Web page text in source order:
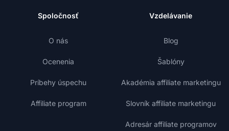
Spoločnosť
O nás
Ocenenia
Príbehy úspechu
Affiliate program
Vzdelávanie
Blog
Šablóny
Akadémia affiliate marketingu
Slovník affiliate marketingu
Adresár affiliate programov